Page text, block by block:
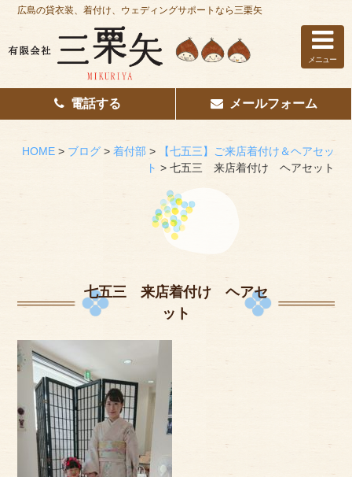
ホーム
はじめての方へ
アクセス
サイズのはかり方
よくある質問
ブログ
広島の貸衣装、着付け、ウェディングサポートなら三栗矢
メニュー
電話する メールフォーム
HOME> ブログ> 着付部 >
【七五三】ご来店着付け＆ヘアセッ
ト > 七五三 来店着付け ヘアセット
七五三 来店着付け ヘアセ
ット